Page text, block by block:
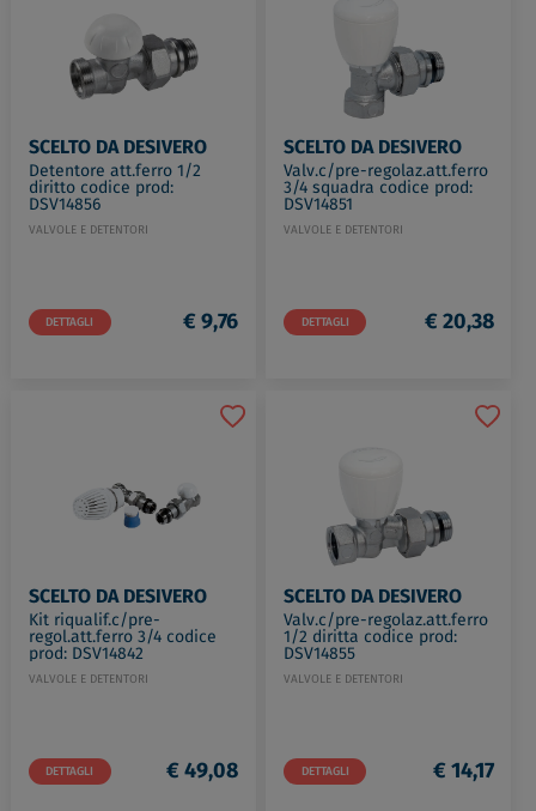
SCELTO DA DESIVERO
Detentore att.ferro 1/2
diritto codice prod:
DSV14856
VALVOLE E DETENTORI
DETTAGLI € 9,76
SCELTO DA DESIVERO
Valv.c/pre-regolaz.att.ferro
3/4 squadra codice prod:
DSV14851
VALVOLE E DETENTORI
DETTAGLI € 20,38
SCELTO DA DESIVERO
Kit riqualif.c/pre-
regol.att.ferro 3/4 codice
prod: DSV14842
VALVOLE E DETENTORI
DETTAGLI € 49,08
SCELTO DA DESIVERO
Valv.c/pre-regolaz.att.ferro
1/2 diritta codice prod:
DSV14855
VALVOLE E DETENTORI
DETTAGLI € 14,17